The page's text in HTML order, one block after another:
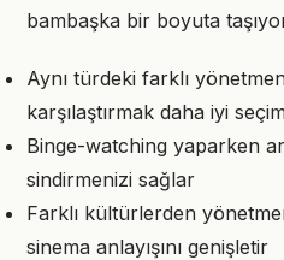
bambaşka bir boyuta
Aynı türdeki farklı
karşılaştırmak daha iyi
Binge-watching yaparken
sindirmenizi sağlar
Farklı kültürlerden
sinema anlayışını genişletir